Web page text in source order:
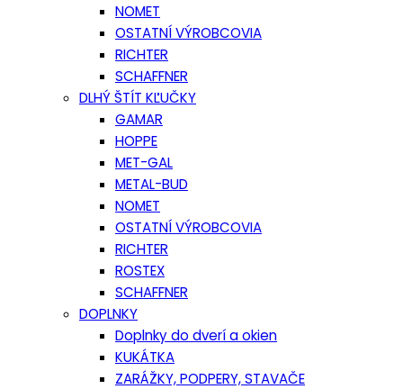
NOMET
OSTATNÍ VÝROBCOVIA
RICHTER
SCHAFFNER
DLHÝ ŠTÍT KĽUČKY
GAMAR
HOPPE
MET-GAL
METAL-BUD
NOMET
OSTATNÍ VÝROBCOVIA
RICHTER
ROSTEX
SCHAFFNER
DOPLNKY
Doplnky do dverí a okien
KUKÁTKA
ZARÁŽKY, PODPERY, STAVAČE